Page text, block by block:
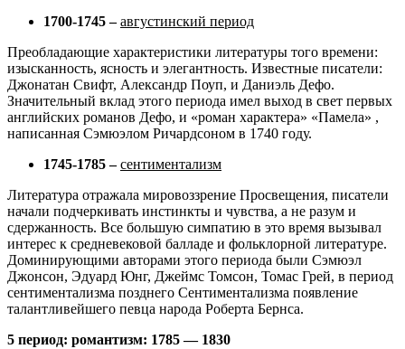
1700-1745 –августинский период
Преобладающие характеристики литературы того времени:
изысканность, ясность и элегантность. Известные писатели:
Джонатан Свифт, Александр Поуп, и Даниэль Дефо.
Значительный вклад этого периода имел выход в свет первых
английских романов Дефо, и «роман характера» «Памела» ,
написанная Сэмюэлом Ричардсоном в 1740 году.
1745-1785 –сентиментализм
Литература отражала мировоззрение Просвещения, писатели
начали подчеркивать инстинкты и чувства, а не разум и
сдержанность. Все большую симпатию в это время вызывал
интерес к средневековой балладе и фольклорной литературе.
Доминирующими авторами этого периода были Сэмюэл
Джонсон, Эдуард Юнг, Джеймс Томсон, Томас Грей, в период
сентиментализма позднего Сентиментализма появление
талантливейшего певца народа Роберта Бернса.
5 период: романтизм: 1785 — 1830